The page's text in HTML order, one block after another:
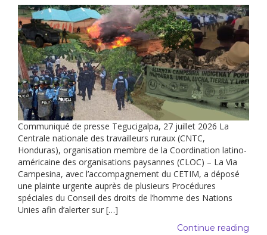
Communiqué de presse Tegucigalpa, 27 juillet 2026 La
Centrale nationale des travailleurs ruraux (CNTC,
Honduras), organisation membre de la Coordination latino-
américaine des organisations paysannes (CLOC) – La Via
Campesina, avec l’accompagnement du CETIM, a déposé
une plainte urgente auprès de plusieurs Procédures
spéciales du Conseil des droits de l’homme des Nations
Unies afin d’alerter sur […]
Continue reading